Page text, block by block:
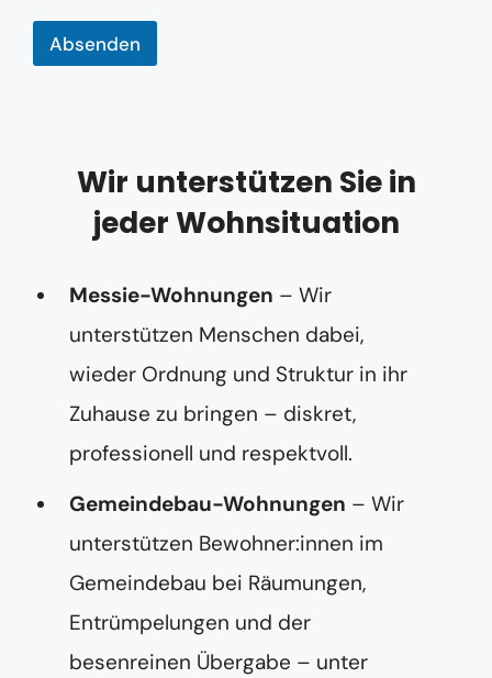
Absenden
Wir unterstützen Sie in
jeder Wohnsituation
Messie-Wohnungen – Wir
unterstützen Menschen dabei,
wieder Ordnung und Struktur in ihr
Zuhause zu bringen – diskret,
professionell und respektvoll.
Gemeindebau-Wohnungen – Wir
unterstützen Bewohner:innen im
Gemeindebau bei Räumungen,
Entrümpelungen und der
besenreinen Übergabe – unter